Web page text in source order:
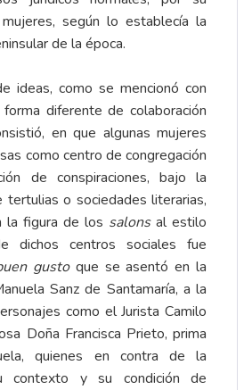
según lo establecía la
de la época.
ideas, como se mencionó con
diferente de colaboración
en que algunas mujeres
como centro de congregación
de conspiraciones, bajo la
tertulias o sociedades literarias,
la figura de los salonsal estilo
dichos centros sociales fue
gusto que se asentó en la
Sanz de Santamaría, a la
como el Jurista Camilo
Doña Francisca Prieto, prima
quienes en contra de la
contexto y su condición de